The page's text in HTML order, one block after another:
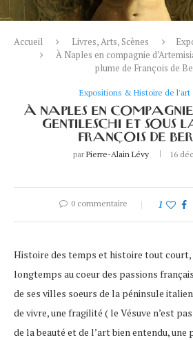
Accueil Livres, Arts, Scènes
À Naples en compagnie
plume de François de
Expositions & Histoire de l'art
À NAPLES EN
GENTILESCHI ET SOUS
FRANÇOIS DE
par Pierre-Alain Lévy 16
0 commentaire 1
Histoire des temps et histoire tout court,
longtemps au coeur des passions
de ses villes soeurs de la péninsule
de vivre, une fragilité ( le Vésuve n’est
de la beauté et de l’art bien entendu, une